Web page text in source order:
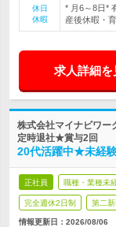
休日
休暇
* 月6～8日*
産後休暇・
求人詳細を
株式会社マイナビワ
定時退社★賞与2回
20代活躍中★未経
正社員 職種・業種未
完全週休2日制 第二
情報更新日：2026/08/06